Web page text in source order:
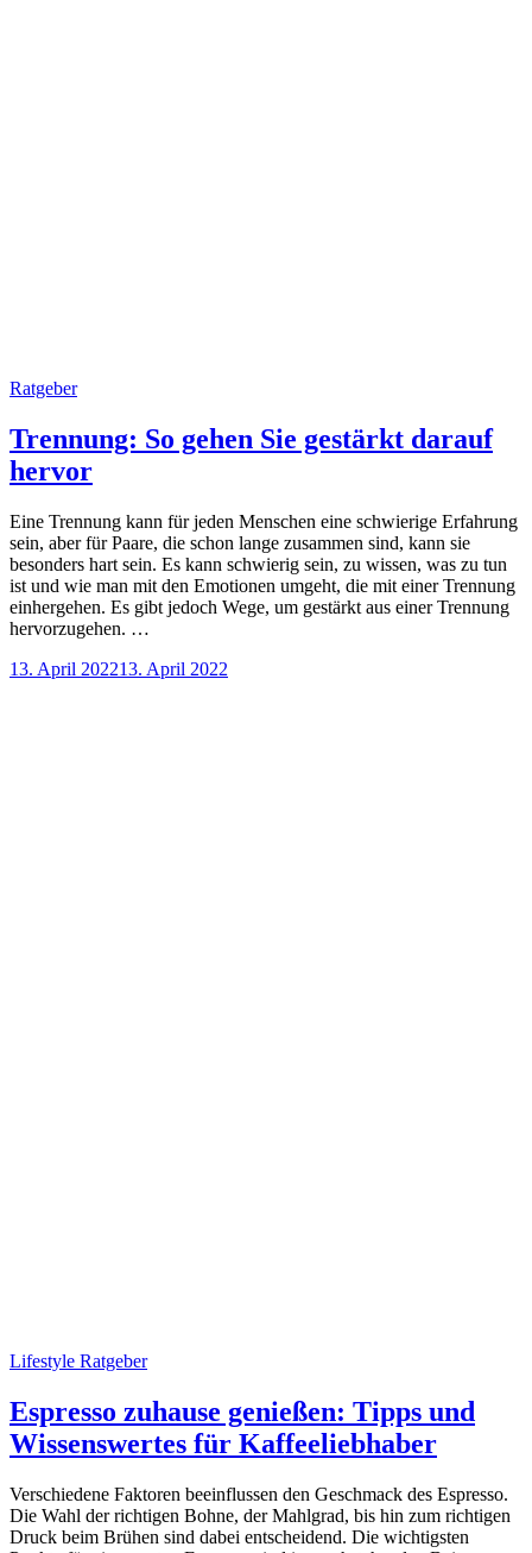
Ratgeber
Trennung: So gehen Sie gestärkt darauf
hervor
Eine Trennung kann für jeden Menschen eine schwierige Erfahrung
sein, aber für Paare, die schon lange zusammen sind, kann sie
besonders hart sein. Es kann schwierig sein, zu wissen, was zu tun
ist und wie man mit den Emotionen umgeht, die mit einer Trennung
einhergehen. Es gibt jedoch Wege, um gestärkt aus einer Trennung
hervorzugehen. …
13. April 202213. April 2022
Lifestyle Ratgeber
Espresso zuhause genießen: Tipps und
Wissenswertes für Kaffeeliebhaber
Verschiedene Faktoren beeinflussen den Geschmack des Espresso.
Die Wahl der richtigen Bohne, der Mahlgrad, bis hin zum richtigen
Druck beim Brühen sind dabei entscheidend. Die wichtigsten